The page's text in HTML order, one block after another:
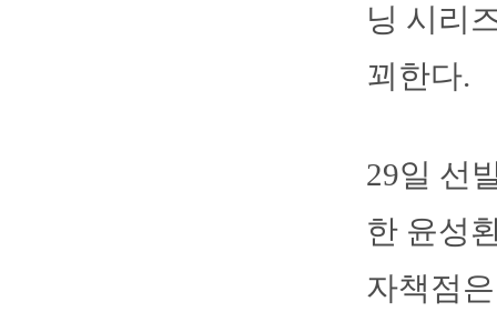
닝 시리
꾀한다.
29일 선
한 윤성
자책점